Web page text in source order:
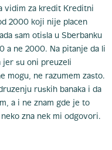
vidim za kredit Kreditni
2000 koji nije placen
sam otisla u Sberbanku
a ne 2000. Na pitanje da li
jer su oni preuzeli
mogu, ne razumem zasto.
ruskih banaka i da
a i ne znam gde je to
zna nek mi odgovori.